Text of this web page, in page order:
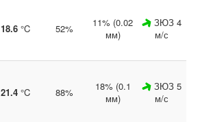
18.6 °C 52%
11% (0.02
мм)
ЗЮЗ 4
м/с
21.4 °C 88%
18% (0.1
мм)
ЗЮЗ 5
м/с